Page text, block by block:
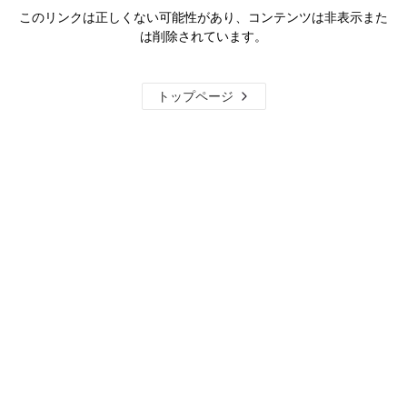
このリンクは正しくない可能性があり、コンテンツは非表示また
は削除されています。
トップページ